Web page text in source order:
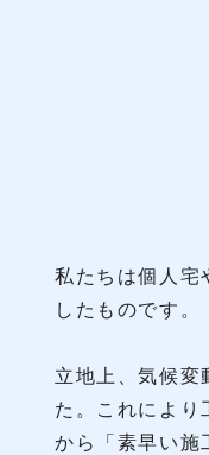
私たちは個人宅
したものです。
立地上、気候変
た。これにより
から「素早い施